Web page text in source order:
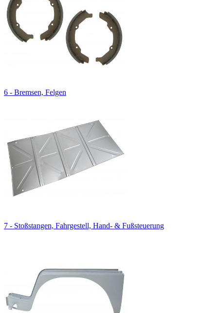
6 - Bremsen, Felgen
7 - Stoßstangen, Fahrgestell, Hand- & Fußsteuerung